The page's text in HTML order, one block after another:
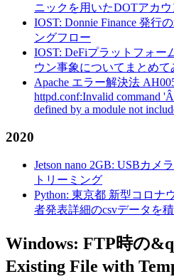
ニックを用いたDOTアカ
IOST: Donnie Finance 発行
ングフロー
IOST: DeFiプラットフォー
ウン事象についてまとめて
Apache エラー解決法
httpd.conf:Invalid command
defined by a module not
2020
Jetson nano 2GB: USBカメ
トリーミング
Python: 東京都 新型コロナ
者発表詳細のcsvデータを
Windows: FTP時の
Existing File with